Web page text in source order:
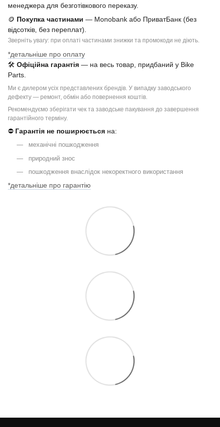
менеджера для безготівкового переказу.
🪙 Покупка частинами — Monobank або ПриватБанк (без
відсотків, без переплат).
Зверніть увагу: при оплаті частинами знижки та промокоди не діють.
*детальніше про оплату
🛠 Офіційна гарантія — на весь товар, придбаний у Bike
Parts.
Ми є дилером усіх представлених брендів. У випадку заводського
дефекту — ремонт, обмін або повернення коштів.
Рекомендуємо зберігати чек та заводське пакування до завершення
гарантійного терміну.
⛔ Гарантія не поширюється на:
механічні пошкодження
природний знос
пошкодження внаслідок некоректного використання
*детальніше про гарантію